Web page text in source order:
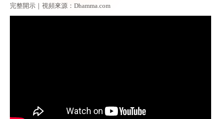
完整開示｜視頻來源：Dhamma.com